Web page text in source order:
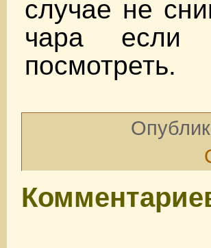
случае не
чара если
посмотреть.